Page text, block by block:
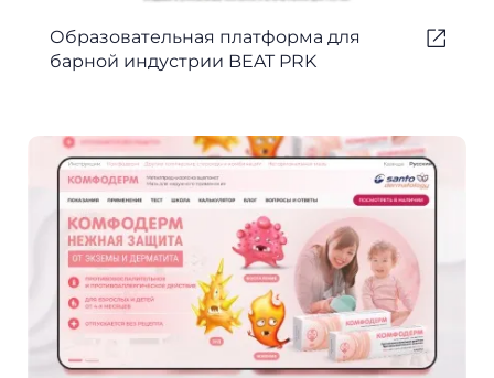
Образовательная платформа для
барной индустрии BEAT PRK